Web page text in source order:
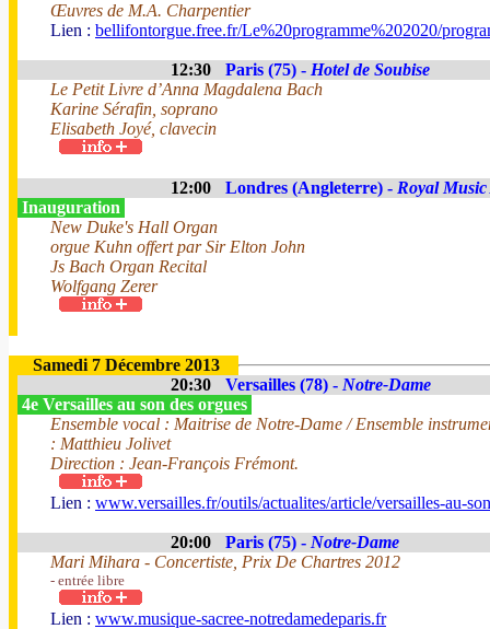
Œuvres de M.A. Charpentier
Lien : bellifontorgue.free.fr/Le%20programme%202020/
12:30 Paris (75) - Hotel de Soubise
Le Petit Livre d’Anna Magdalena Bach
Karine Sérafin, soprano
Elisabeth Joyé, clavecin
12:00 Londres (Angleterre) - Royal Music
Inauguration
New Duke's Hall Organ
orgue Kuhn offert par Sir Elton John
Js Bach Organ Recital
Wolfgang Zerer
Samedi 7 Décembre 2013
20:30
Versailles (78) - Notre-Dame
4e Versailles au son des orgues
Ensemble vocal : Maitrise de Notre-Dame / Ensemble
: Matthieu Jolivet
Direction : Jean-François Frémont.
Lien : www.versailles.fr/outils/actualites/article/versailles-au-
20:00 Paris (75) - Notre-Dame
Mari Mihara - Concertiste, Prix De Chartres 2012
- entrée libre
Lien : www.musique-sacree-notredamedeparis.fr